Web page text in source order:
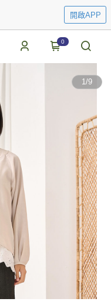
開啟APP
0
1/9